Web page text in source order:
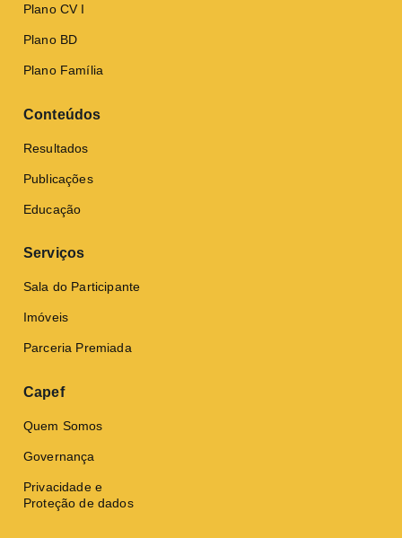
Plano CV I
Plano BD
Plano Família
Conteúdos
Resultados
Publicações
Educação
Serviços
Sala do Participante
Imóveis
Parceria Premiada
Capef
Quem Somos
Governança
Privacidade e
Proteção de dados